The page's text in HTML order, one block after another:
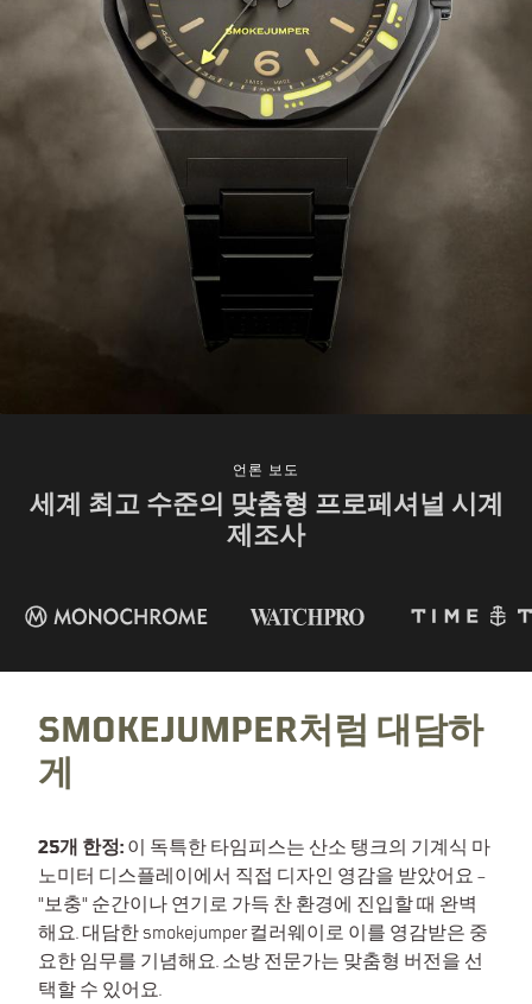
SMOKEJUMPER
언론 보도
세계 최고 수준의 맞춤형 프로페셔널 시계
제조사
SMOKEJUMPER처럼 대담하
게
25개 한정: 이 독특한 타임피스는 산소 탱크의 기계식 마
노미터 디스플레이에서 직접 디자인 영감을 받았어요 –
"보충" 순간이나 연기로 가득 찬 환경에 진입할 때 완벽
해요. 대담한 smokejumper 컬러웨이로 이를 영감받은 중
요한 임무를 기념해요. 소방 전문가는 맞춤형 버전을 선
택할 수 있어요.